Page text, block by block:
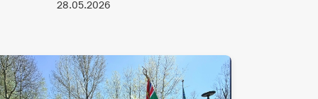
28.05.2026